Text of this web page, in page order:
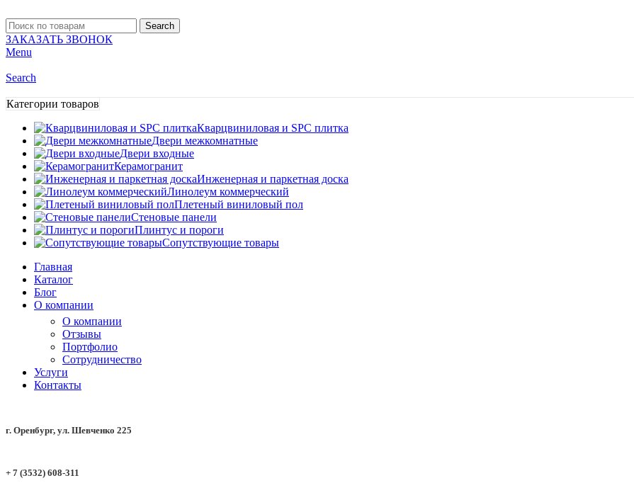
Search
ЗАКАЗАТЬ ЗВОНОК
Menu
Search
Категории товаров
Кварцвиниловая и SPC плитка
Двери межкомнатные
Двери входные
Керамогранит
Инженерная и паркетная доска
Линолеум коммерческий
Плетеный виниловый пол
Стеновые панели
Плинтус и пороги
Сопутствующие товары
Главная
Каталог
Блог
О компании
О компании
Отзывы
Портфолио
Сотрудничество
Услуги
Контакты
г. Оренбург, ул. Шевченко 225
+ 7 (3532) 608-311